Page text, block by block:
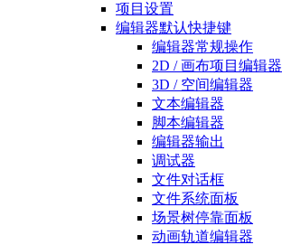
项目设置
编辑器默认快捷键
编辑器常规操作
2D / 画布项目编辑器
3D / 空间编辑器
文本编辑器
脚本编辑器
编辑器输出
调试器
文件对话框
文件系统面板
场景树停靠面板
动画轨道编辑器